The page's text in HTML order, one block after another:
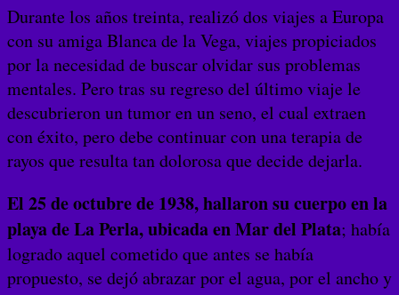
Durante los años treinta, realizó dos viajes a Europa
con su amiga Blanca de la Vega, viajes propiciados
por la necesidad de buscar olvidar sus problemas
mentales. Pero tras su regreso del último viaje le
descubrieron un tumor en un seno, el cual extraen
con éxito, pero debe continuar con una terapia de
rayos que resulta tan dolorosa que decide dejarla.
El 25 de octubre de 1938, hallaron su cuerpo en la
playa de La Perla, ubicada en Mar del Plata; había
logrado aquel cometido que antes se había
propuesto, se dejó abrazar por el agua, por el ancho y